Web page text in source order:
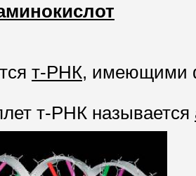
т-РНК, имеющими
т-РНК называется